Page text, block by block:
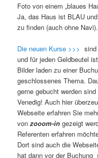
Foto von einem „blaues
Ja, das Haus ist BLAU
zu finden (auch ohne Navi).
Die neuen Kurse >>>
und für jeden Geldbeutel
Bilder laden zu einer
geschlossenes Thema.
gerne gebucht werden
Venedig! Auch hier
Webseite erfahren Sie
vonzooom-in gezeigt
Referenten erfahren
Dort sind auch die
hat dann vor der Buchung